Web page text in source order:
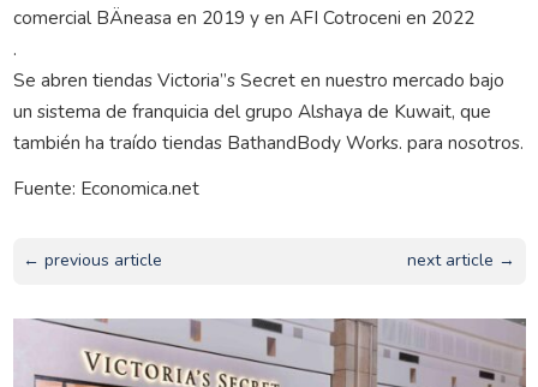
comercial BÄneasa en 2019 y en AFI Cotroceni en 2022
.
Se abren tiendas Victoria”s Secret en nuestro mercado bajo
un sistema de franquicia del grupo Alshaya de Kuwait, que
también ha traído tiendas BathandBody Works. para nosotros.
Fuente: Economica.net
← previous article next article →